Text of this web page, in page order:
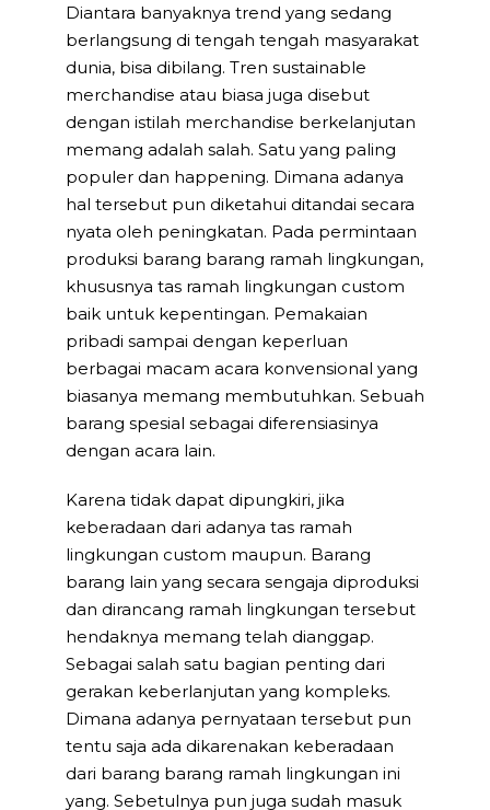
Diantara banyaknya trend yang sedang
berlangsung di tengah tengah masyarakat
dunia, bisa dibilang. Tren sustainable
merchandise atau biasa juga disebut
dengan istilah merchandise berkelanjutan
memang adalah salah. Satu yang paling
populer dan happening. Dimana adanya
hal tersebut pun diketahui ditandai secara
nyata oleh peningkatan. Pada permintaan
produksi barang barang ramah lingkungan,
khususnya tas ramah lingkungan custom
baik untuk kepentingan. Pemakaian
pribadi sampai dengan keperluan
berbagai macam acara konvensional yang
biasanya memang membutuhkan. Sebuah
barang spesial sebagai diferensiasinya
dengan acara lain.
Karena tidak dapat dipungkiri, jika
keberadaan dari adanya tas ramah
lingkungan custom maupun. Barang
barang lain yang secara sengaja diproduksi
dan dirancang ramah lingkungan tersebut
hendaknya memang telah dianggap.
Sebagai salah satu bagian penting dari
gerakan keberlanjutan yang kompleks.
Dimana adanya pernyataan tersebut pun
tentu saja ada dikarenakan keberadaan
dari barang barang ramah lingkungan ini
yang. Sebetulnya pun juga sudah masuk